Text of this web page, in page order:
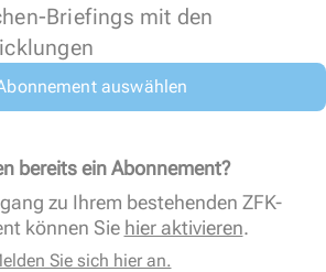
Briefings mit den
auswählen
bereits ein Abonnement?
zu Ihrem bestehenden ZFK-
können Sie hier aktivieren.
Sie sich hier an.